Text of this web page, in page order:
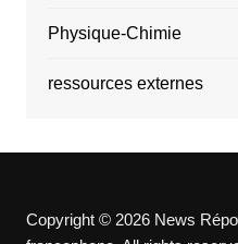
Physique-Chimie
ressources externes
Copyright © 2026 News